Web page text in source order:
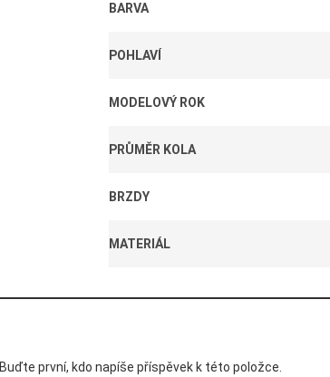
BARVA
POHLAVÍ
MODELOVÝ ROK
PRŮMĚR KOLA
BRZDY
MATERIÁL
Buďte první, kdo napíše příspěvek k této položce.